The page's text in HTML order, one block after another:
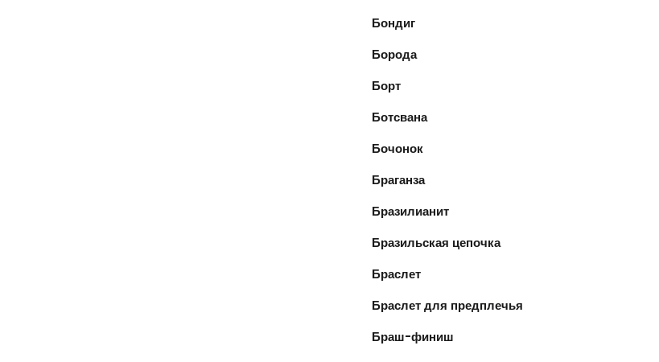
Бондиг
Борода
Борт
Ботсвана
Бочонок
Браганза
Бразилианит
Бразильская цепочка
Браслет
Браслет для предплечья
Браш-финиш